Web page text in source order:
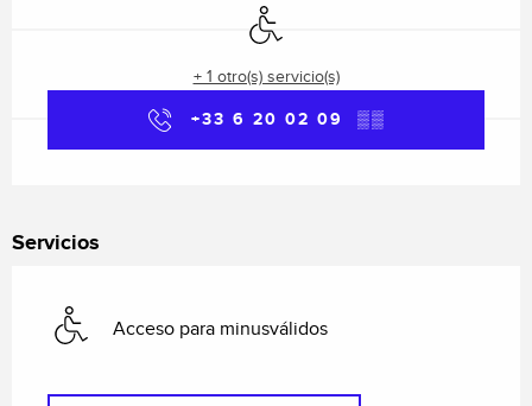
Acceso para minusválidos
+ 1 otro(s) servicio(s)
+33 6 20 02 09 ▒▒
Servicios
Acceso para minusválidos